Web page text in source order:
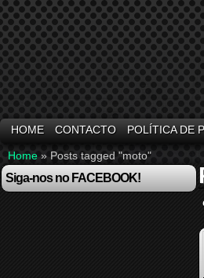
HOME CONTACTO POLÍTICA DE
Home » Posts tagged "moto"
Siga-nos no FACEBOOK!